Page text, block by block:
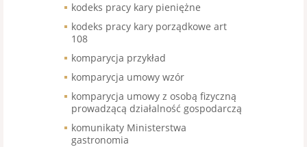
kodeks pracy kary pieniężne
kodeks pracy kary porządkowe art
108
komparycja przykład
komparycja umowy wzór
komparycja umowy z osobą fizyczną
prowadzącą działalność gospodarczą
komunikaty Ministerstwa
gastronomia